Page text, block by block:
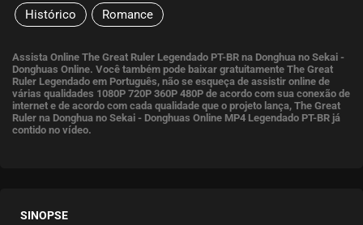
Histórico Romance
Assista Online The Great Ruler Legendado PT-BR na Donghua no Sekai -
Donghuas Online. Você também pode baixar gratuitamente The Great
Ruler Legendado em Português, não se esqueça de assistir online de
várias qualidades 1080P 720P 360P 480P de acordo com sua conexão de
internet e de acordo com cada qualidade que o projeto lança, The Great
Ruler na Donghua no Sekai - Donghuas Online MP4 Legendado PT-BR já
contido no vídeo.
SINOPSE